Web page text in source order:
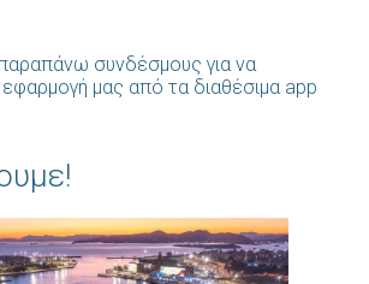
συνδέσμους για να
μας από τα διαθέσιμα app